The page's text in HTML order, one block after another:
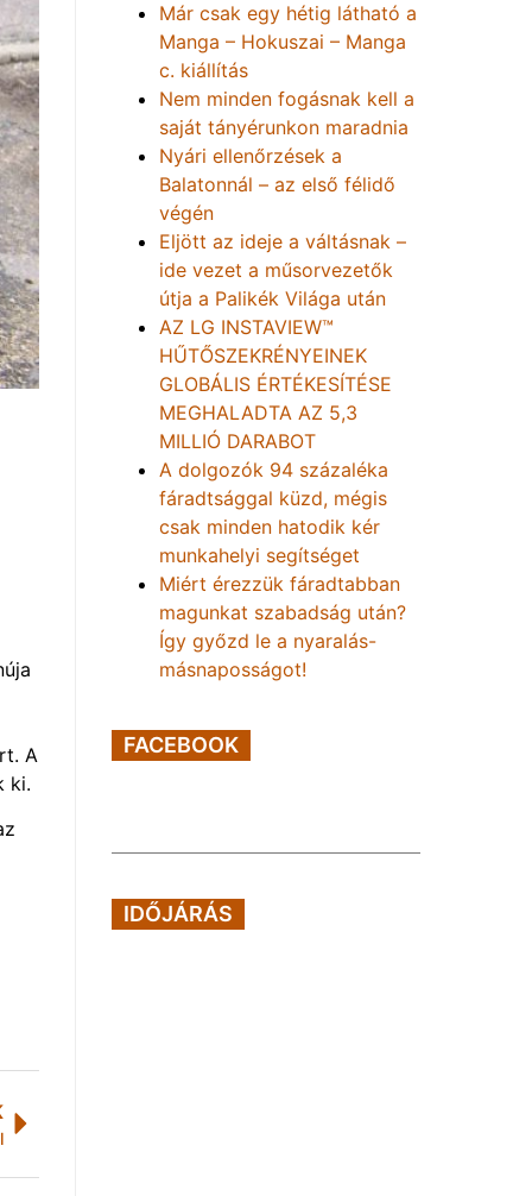
A
ki.
Már csak egy hétig látható a
Manga – Hokuszai – Manga
c. kiállítás
Nem minden fogásnak kell a
saját tányérunkon maradnia
Nyári ellenőrzések a
Balatonnál – az első félidő
végén
Eljött az ideje a váltásnak –
ide vezet a műsorvezetők
útja a Palikék Világa után
AZ LG INSTAVIEW™
HŰTŐSZEKRÉNYEINEK
GLOBÁLIS ÉRTÉKESÍTÉSE
MEGHALADTA AZ 5,3
MILLIÓ DARABOT
A dolgozók 94 százaléka
fáradtsággal küzd, mégis
csak minden hatodik kér
munkahelyi segítséget
Miért érezzük fáradtabban
magunkat szabadság után?
Így győzd le a nyaralás-
másnaposságot!
FACEBOOK
IDŐJÁRÁS